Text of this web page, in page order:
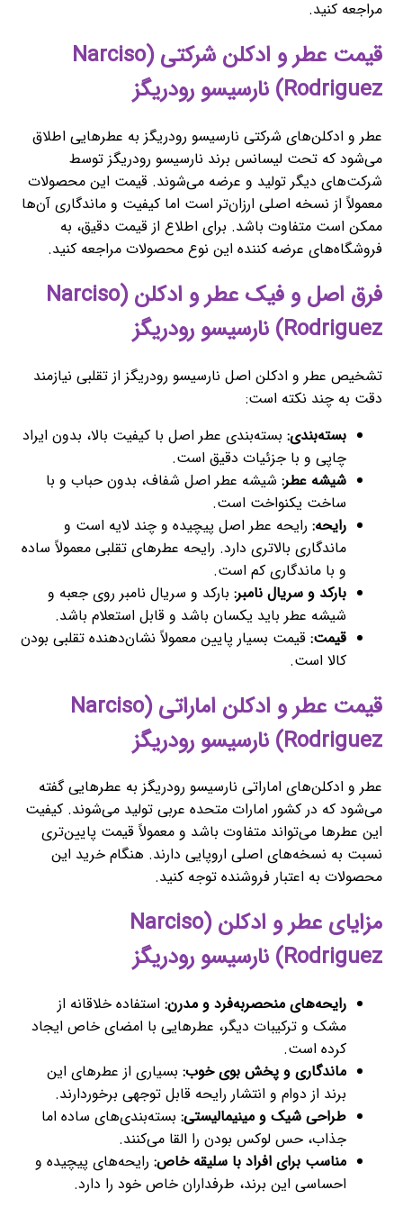
مراجعه کنید.
قیمت عطر و ادکلن شرکتی (Narciso
Rodriguez) نارسیسو رودریگز
عطر و ادکلن‌های شرکتی نارسیسو رودریگز به عطرهایی اطلاق
می‌شود که تحت لیسانس برند نارسیسو رودریگز توسط
شرکت‌های دیگر تولید و عرضه می‌شوند. قیمت این محصولات
معمولاً از نسخه اصلی ارزان‌تر است اما کیفیت و ماندگاری آن‌ها
ممکن است متفاوت باشد. برای اطلاع از قیمت دقیق، به
فروشگاه‌های عرضه کننده این نوع محصولات مراجعه کنید.
فرق اصل و فیک عطر و ادکلن (Narciso
Rodriguez) نارسیسو رودریگز
تشخیص عطر و ادکلن اصل نارسیسو رودریگز از تقلبی نیازمند
دقت به چند نکته است:
بسته‌بندی: بسته‌بندی عطر اصل با کیفیت بالا، بدون ایراد
چاپی و با جزئیات دقیق است.
شیشه عطر: شیشه عطر اصل شفاف، بدون حباب و با
ساخت یکنواخت است.
رایحه: رایحه عطر اصل پیچیده و چند لایه است و
ماندگاری بالاتری دارد. رایحه عطرهای تقلبی معمولاً ساده
و با ماندگاری کم است.
بارکد و سریال نامبر: بارکد و سریال نامبر روی جعبه و
شیشه عطر باید یکسان باشد و قابل استعلام باشد.
قیمت: قیمت بسیار پایین معمولاً نشان‌دهنده تقلبی بودن
کالا است.
قیمت عطر و ادکلن اماراتی (Narciso
Rodriguez) نارسیسو رودریگز
عطر و ادکلن‌های اماراتی نارسیسو رودریگز به عطرهایی گفته
می‌شود که در کشور امارات متحده عربی تولید می‌شوند. کیفیت
این عطرها می‌تواند متفاوت باشد و معمولاً قیمت پایین‌تری
نسبت به نسخه‌های اصلی اروپایی دارند. هنگام خرید این
محصولات به اعتبار فروشنده توجه کنید.
مزایای عطر و ادکلن (Narciso
Rodriguez) نارسیسو رودریگز
رایحه‌های منحصربه‌فرد و مدرن: استفاده خلاقانه از
مشک و ترکیبات دیگر، عطرهایی با امضای خاص ایجاد
کرده است.
ماندگاری و پخش بوی خوب: بسیاری از عطرهای این
برند از دوام و انتشار رایحه قابل توجهی برخوردارند.
طراحی شیک و مینیمالیستی: بسته‌بندی‌های ساده اما
جذاب، حس لوکس بودن را القا می‌کنند.
مناسب برای افراد با سلیقه خاص: رایحه‌های پیچیده و
احساسی این برند، طرفداران خاص خود را دارد.